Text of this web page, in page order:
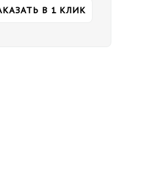
В 1 КЛИК